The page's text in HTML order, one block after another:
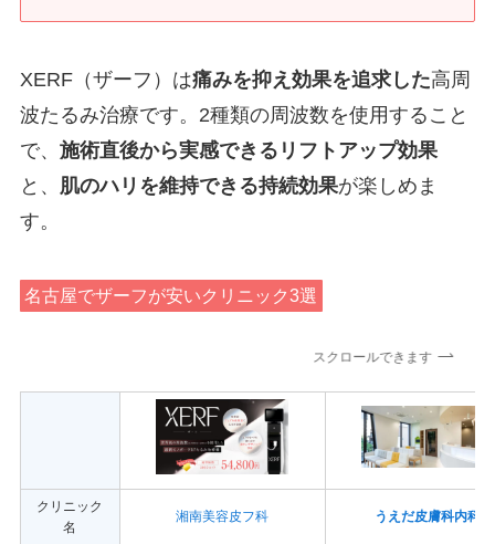
XERF（ザーフ）は痛みを抑え効果を追求した高周
波たるみ治療です。2種類の周波数を使用すること
で、 施術直後から実感できるリフトアップ効果
と、 肌のハリを維持できる持続効果が楽しめま
す。
名古屋でザーフが安いクリニック3選
スクロールできます
クリニック
名
湘南美容皮フ科 うえだ皮膚科内科